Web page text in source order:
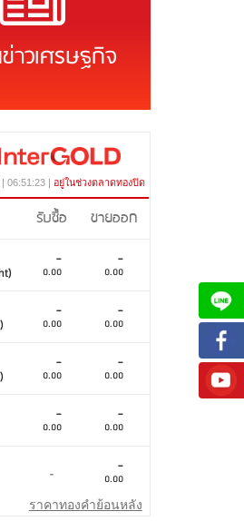
าวเศรษฐกิจ
06:51:23 | อยู่ในช่วงตลาดทองปิด
รับซื้อ
ขายออก
-
0.00
-
0.00
-
0.00
-
0.00
-
0.00
-
0.00
-
0.00
-
0.00
- -
0.00
ราคาทองคำย้อนหลัง